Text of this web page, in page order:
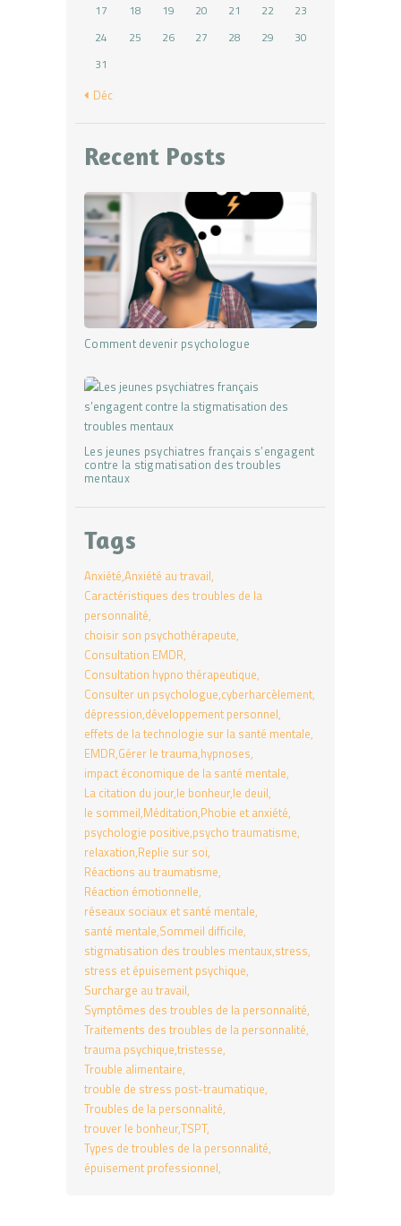
17
18 19 20 21 22
23
24
25 26 27 28 29
30
31
« Déc
Recent Posts
Comment devenir psychologue
Les jeunes psychiatres français s’engagent
contre la stigmatisation des troubles
mentaux
Tags
Anxiété Anxiété au travail
Caractéristiques des troubles de la
personnalité
choisir son psychothérapeute
Consultation EMDR
Consultation hypno thérapeutique
Consulter un psychologue cyberharcèlement
dépression développement personnel
effets de la technologie sur la santé mentale
EMDR Gérer le trauma hypnoses
impact économique de la santé mentale
La citation du jour le bonheur le deuil
le sommeil Méditation Phobie et anxiété
psychologie positive psycho traumatisme
relaxation Replie sur soi
Réactions au traumatisme
Réaction émotionnelle
réseaux sociaux et santé mentale
santé mentale Sommeil difficile
stigmatisation des troubles mentaux stress
stress et épuisement psychique
Surcharge au travail
Symptômes des troubles de la personnalité
Traitements des troubles de la personnalité
trauma psychique tristesse
Trouble alimentaire
trouble de stress post-traumatique
Troubles de la personnalité
trouver le bonheurTSPT
Types de troubles de la personnalité
épuisement professionnel